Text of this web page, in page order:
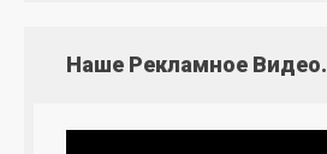
Наше Рекламное Видео.